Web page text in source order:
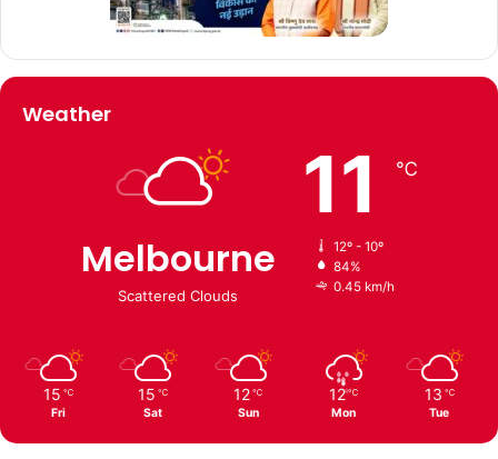
Weather
Melbourne
Scattered Clouds
11 ℃
12º - 10º
84%
0.45 km/h
15 ℃
Fri
15 ℃
Sat
12 ℃
Sun
12 ℃
Mon
13 ℃
Tue